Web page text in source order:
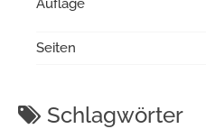
Seiten
Schlagwörter